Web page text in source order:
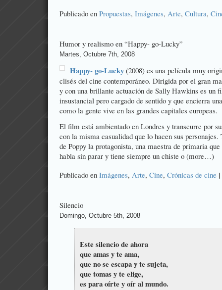
Publicado en Propuestas, Imágenes, Arte, Cultura,
Humor y realismo en “Happy- go-Lucky”
Martes, Octubre 7th, 2008
Happy- go-Lucky (2008) es una película muy
clisés del cine contemporáneo. Dirigida por el gran
y con una brillante actuación de Sally Hawkins es un
insustancial pero cargado de sentido y que encierra
como la gente vive en las grandes capitales europeas.
El film está ambientado en Londres y transcurre por
con la misma casualidad que lo hacen sus
de Poppy la protagonista, una maestra de primaria
habla sin parar y tiene siempre un chiste o (more…)
Publicado en Imágenes, Arte, Cine, Crónicas de cine |
Silencio
Domingo, Octubre 5th, 2008
Este silencio de ahora
que amas y te ama,
que no se escapa y te sujeta,
que tomas y te elige,
es para oírte y oír al mundo.